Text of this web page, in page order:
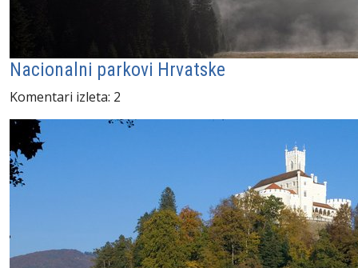
Nacionalni parkovi Hrvatske
Komentari izleta: 2